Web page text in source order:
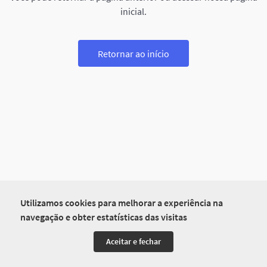
Utilizamos cookies para melhorar a experiência na
navegação e obter estatísticas das visitas
Aceitar e fechar
inicial.
Retornar ao início